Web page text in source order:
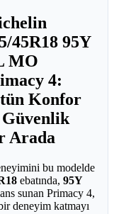
45R18 95Y
MO
4:
Konfor
Güvenlik
Arada
bu modelde
ebatında, 95Y
sunan Primacy 4,
deneyim katmayı